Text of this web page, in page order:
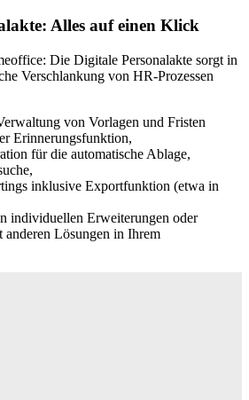
Alles auf einen Klick
Die Digitale Personalakte sorgt in
Verschlankung von HR-Prozessen
von Vorlagen und Fristen
Erinnerungsfunktion,
für die automatische Ablage,
inklusive Exportfunktion (etwa in
individuellen Erweiterungen oder
Lösungen in Ihrem